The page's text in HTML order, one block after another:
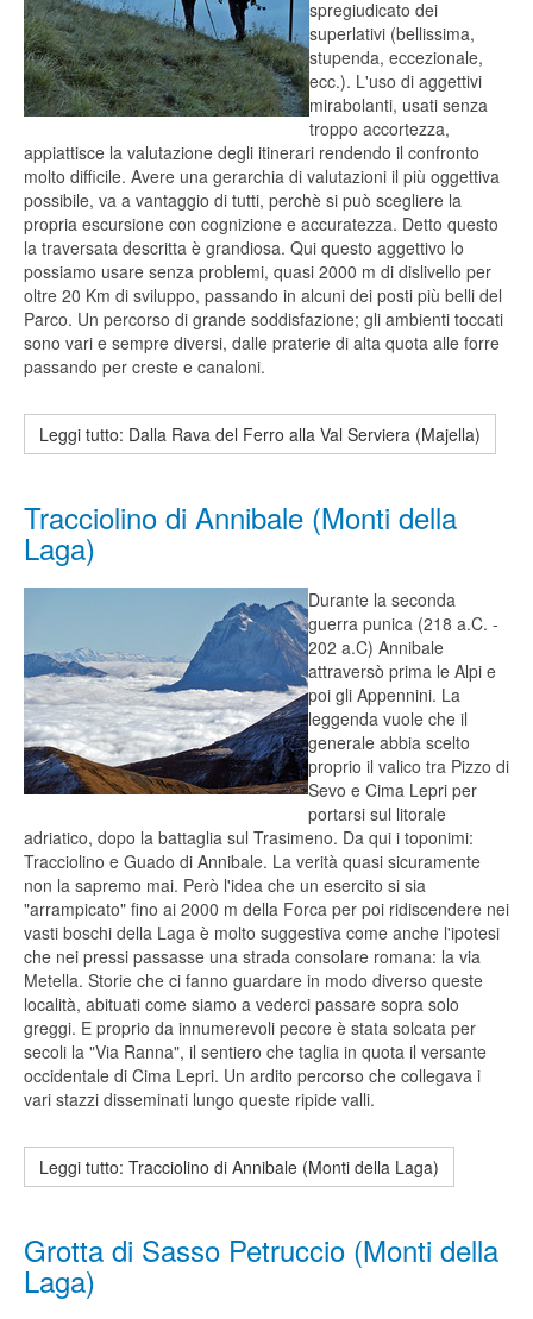
spregiudicato dei
superlativi (bellissima,
stupenda, eccezionale,
ecc.). L'uso di aggettivi
mirabolanti, usati senza
troppo accortezza,
appiattisce la valutazione degli itinerari rendendo il confronto
molto difficile. Avere una gerarchia di valutazioni il più oggettiva
possibile, va a vantaggio di tutti, perchè si può scegliere la
propria escursione con cognizione e accuratezza. Detto questo
la traversata descritta è grandiosa. Qui questo aggettivo lo
possiamo usare senza problemi, quasi 2000 m di dislivello per
oltre 20 Km di sviluppo, passando in alcuni dei posti più belli del
Parco. Un percorso di grande soddisfazione; gli ambienti toccati
sono vari e sempre diversi, dalle praterie di alta quota alle forre
passando per creste e canaloni.
Leggi tutto: Dalla Rava del Ferro alla Val Serviera (Majella)
Tracciolino di Annibale (Monti della
Laga)
Durante la seconda
guerra punica (218 a.C. -
202 a.C) Annibale
attraversò prima le Alpi e
poi gli Appennini. La
leggenda vuole che il
generale abbia scelto
proprio il valico tra Pizzo di
Sevo e Cima Lepri per
portarsi sul litorale
adriatico, dopo la battaglia sul Trasimeno. Da qui i toponimi:
Tracciolino e Guado di Annibale. La verità quasi sicuramente
non la sapremo mai. Però l'idea che un esercito si sia
"arrampicato" fino ai 2000 m della Forca per poi ridiscendere nei
vasti boschi della Laga è molto suggestiva come anche l'ipotesi
che nei pressi passasse una strada consolare romana: la via
Metella. Storie che ci fanno guardare in modo diverso queste
località, abituati come siamo a vederci passare sopra solo
greggi. E proprio da innumerevoli pecore è stata solcata per
secoli la "Via Ranna", il sentiero che taglia in quota il versante
occidentale di Cima Lepri. Un ardito percorso che collegava i
vari stazzi disseminati lungo queste ripide valli.
Leggi tutto: Tracciolino di Annibale (Monti della Laga)
Grotta di Sasso Petruccio (Monti della
Laga)